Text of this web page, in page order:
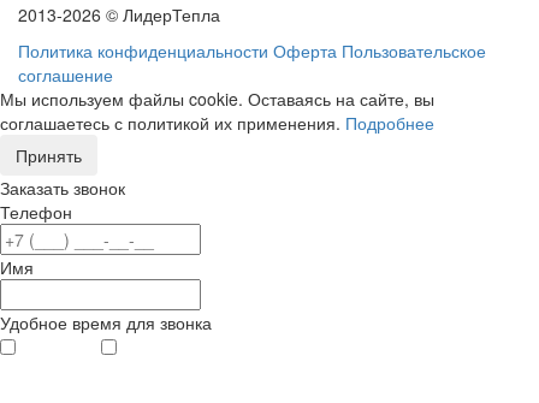
2013-2026 © ЛидерТепла
Политика конфиденциальности Оферта Пользовательское
соглашение
Мы используем файлы cookie. Оставаясь на сайте, вы
соглашаетесь с политикой их применения. Подробнее
Принять
Заказать звонок
Телефон
Имя
Удобное время для звонка